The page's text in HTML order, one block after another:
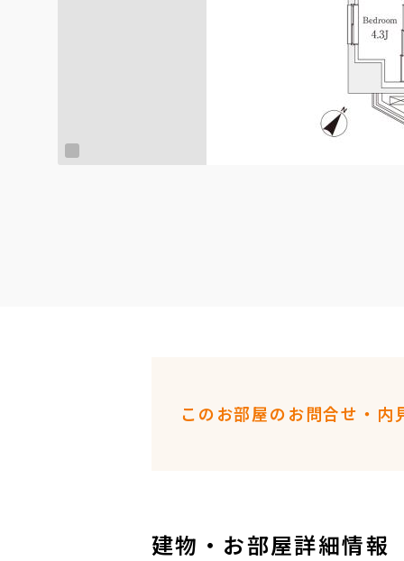
このお部屋のお問合せ・内
建物・お部屋詳細情報